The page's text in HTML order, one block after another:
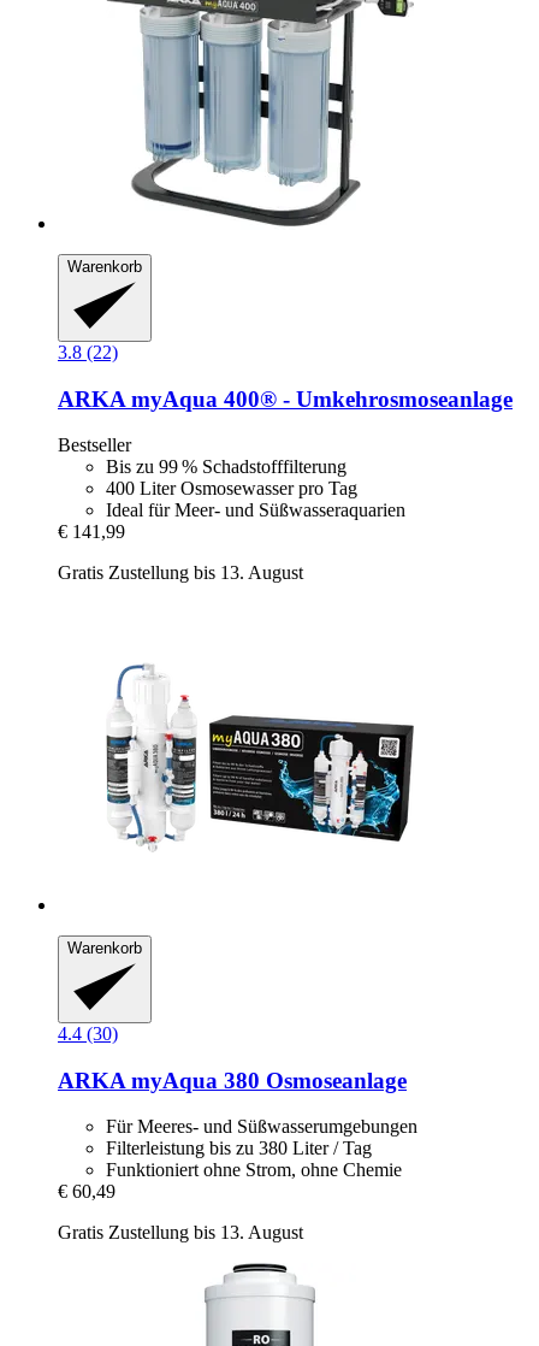
Warenkorb
3.8 (22)
ARKA myAqua 400® -​ Umkehrosmoseanlage
Bestseller
Bis zu 99 % Schadstofffilterung
400 Liter Osmosewasser pro Tag
Ideal für Meer- und Süßwasseraquarien
€ 141,99
Gratis Zustellung bis 13. August
Warenkorb
4.4 (30)
ARKA myAqua 380 Osmoseanlage
Für Meeres- und Süßwasserumgebungen
Filterleistung bis zu 380 Liter / Tag
Funktioniert ohne Strom, ohne Chemie
€ 60,49
Gratis Zustellung bis 13. August